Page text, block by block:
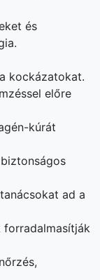
és
kockázatokat.
előre
kúrát
ad a
forradalmasítják